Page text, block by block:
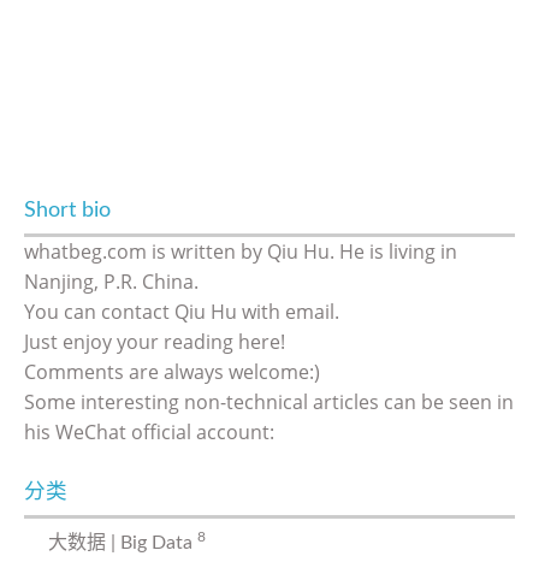
Short bio
whatbeg.com is written by Qiu Hu. He is living in
Nanjing, P.R. China.
You can contact Qiu Hu with email.
Just enjoy your reading here!
Comments are always welcome:)
Some interesting non-technical articles can be seen in
his WeChat official account:
分类
大数据 | Big Data 8